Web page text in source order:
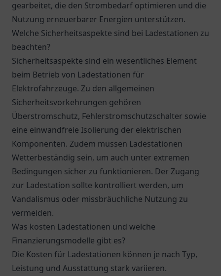
gearbeitet, die den Strombedarf optimieren und die
Nutzung erneuerbarer Energien unterstützen.
Welche Sicherheitsaspekte sind bei Ladestationen zu
beachten?
Sicherheitsaspekte sind ein wesentliches Element
beim Betrieb von Ladestationen für
Elektrofahrzeuge. Zu den allgemeinen
Sicherheitsvorkehrungen gehören
Überstromschutz, Fehlerstromschutzschalter sowie
eine einwandfreie Isolierung der elektrischen
Komponenten. Zudem müssen Ladestationen
Wetterbeständig sein, um auch unter extremen
Bedingungen sicher zu funktionieren. Der Zugang
zur Ladestation sollte kontrolliert werden, um
Vandalismus oder missbräuchliche Nutzung zu
vermeiden.
Was kosten Ladestationen und welche
Finanzierungsmodelle gibt es?
Die Kosten für Ladestationen können je nach Typ,
Leistung und Ausstattung stark variieren.